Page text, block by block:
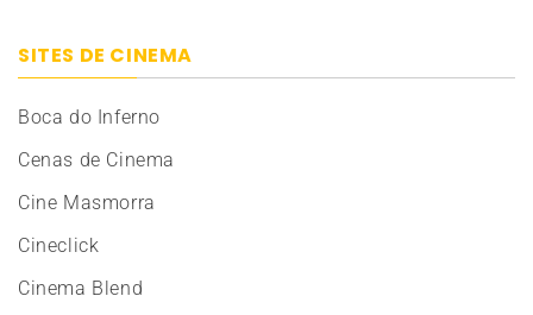
SITES DE CINEMA
Boca do Inferno
Cenas de Cinema
Cine Masmorra
Cineclick
Cinema Blend